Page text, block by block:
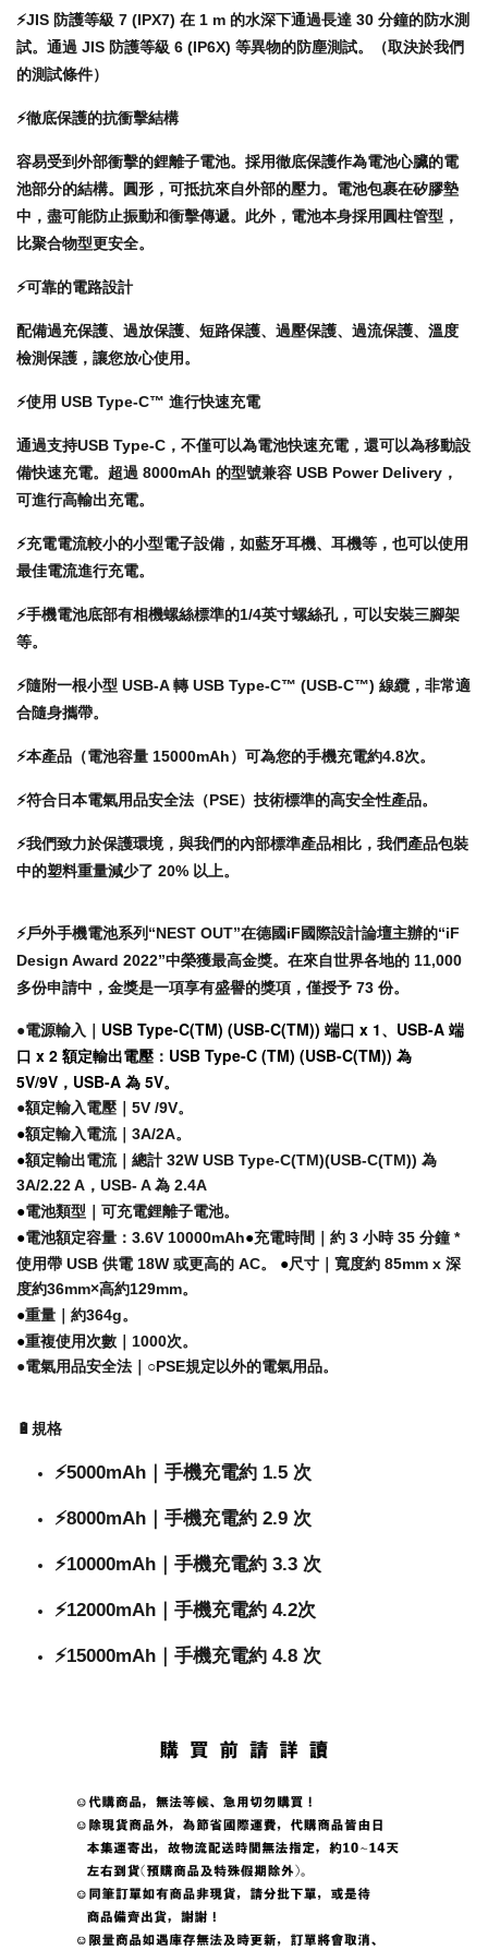
⚡️JIS 防護等級 7 (IPX7) 在 1 m 的水深下通過長達 30 分鐘的防水測
試。通過 JIS 防護等級 6 (IP6X) 等異物的防塵測試。（取決於我們
的測試條件）
⚡️徹底保護的抗衝擊結構
容易受到外部衝擊的鋰離子電池。採用徹底保護作為電池心臟的電
池部分的結構。圓形，可抵抗來自外部的壓力。電池包裹在矽膠墊
中，盡可能防止振動和衝擊傳遞。此外，電池本身採用圓柱管型，
比聚合物型更安全。
⚡️可靠的電路設計
配備過充保護、過放保護、短路保護、過壓保護、過流保護、溫度
檢測保護，讓您放心使用。
⚡️使用 USB Type-C™ 進行快速充電
通過支持USB Type-C，不僅可以為電池快速充電，還可以為移動設
備快速充電。超過 8000mAh 的型號兼容 USB Power Delivery，
可進行高輸出充電。
⚡️充電電流較小的小型電子設備，如藍牙耳機、耳機等，也可以使用
最佳電流進行充電。
⚡️手機電池底部有相機螺絲標準的1/4英寸螺絲孔，可以安裝三腳架
等。
⚡️隨附一根小型 USB-A 轉 USB Type-C™ (USB-C™) 線纜，非常適
合隨身攜帶。
⚡️本產品（電池容量 15000mAh）可為您的手機充電約4.8次。
⚡️符合日本電氣用品安全法（PSE）技術標準的高安全性產品。
⚡️我們致力於保護環境，與我們的內部標準產品相比，我們產品包裝
中的塑料重量減少了 20% 以上。
⚡️戶外手機電池系列“NEST OUT”在德國iF國際設計論壇主辦的“iF
Design Award 2022”中榮獲最高金獎。在來自世界各地的 11,000
多份申請中，金獎是一項享有盛譽的獎項，僅授予 73 份。
●電源輸入｜ USB Type-C(TM) (USB-C(TM)) 端口 x 1、USB-A 端
口 x 2 額定輸出電壓：USB Type-C (TM) (USB-C(TM)) 為
5V/9V，USB-A 為 5V。
●額定輸入電壓｜5V /9V。
●額定輸入電流｜3A/2A。
●額定輸出電流｜總計 32W USB Type-C(TM)(USB-C(TM)) 為
3A/2.22 A，USB- A 為 2.4A
●電池類型｜可充電鋰離子電池。
●電池額定容量：3.6V 10000mAh●充電時間｜約 3 小時 35 分鐘 *
使用帶 USB 供電 18W 或更高的 AC。 ●尺寸｜寬度約 85mm x 深
度約36mm×高約129mm。
●重量｜約364g。
●重複使用次數｜1000次。
●電氣用品安全法｜○PSE規定以外的電氣用品。
🔋規格
⚡️5000mAh｜手機充電約 1.5 次
⚡️8000mAh｜手機充電約 2.9 次
⚡️10000mAh｜手機充電約 3.3 次
⚡️12000mAh｜手機充電約 4.2次
⚡️15000mAh｜手機充電約 4.8 次